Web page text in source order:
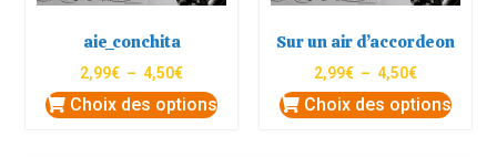
aie_conchita
2,99€ – 4,50€
Choix des options
Sur un air d’accordeon
2,99€ – 4,50€
Choix des options